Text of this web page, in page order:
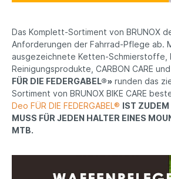
Das Komplett-Sortiment von BRUNOX
Anforderungen der Fahrrad-Pflege ab.
ausgezeichnete Ketten-Schmierstoffe,
Reinigungsprodukte, CARBON CARE und
FÜR DIE FEDERGABEL®» runden das
Sortiment von BRUNOX BIKE CARE
Deo FÜR DIE FEDERGABEL® IST ZUDEM
MUSS FÜR JEDEN HALTER EINES
MTB.